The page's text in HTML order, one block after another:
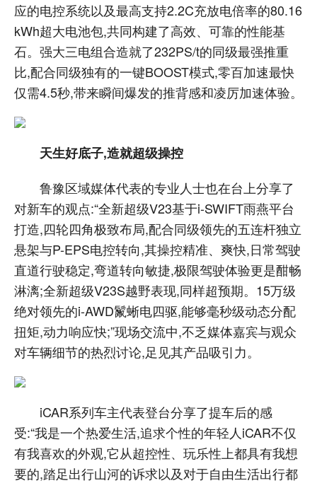
应的电控系统以及最高支持2.2C充放电倍率的80.16
kWh超大电池包,共同构建了高效、可靠的性能基
石。强大三电组合造就了232PS/t的同级最强推重
比,配合同级独有的一键BOOST模式,零百加速最快
仅需4.5秒,带来瞬间爆发的推背感和凌厉加速体验。
天生好底子,造就超级操控
鲁豫区域媒体代表的专业人士也在台上分享了
对新车的观点:“全新超级V23基于i-SWIFT雨燕平台
打造,四轮四角极致布局,配合同级领先的五连杆独立
悬架与P-EPS电控转向,其操控精准、爽快,日常驾驶
直道行驶稳定,弯道转向敏捷,极限驾驶体验更是酣畅
淋漓;全新超级V23S越野表现,同样超预期。15万级
绝对领先的i-AWD鬣蜥电四驱,能够毫秒级动态分配
扭矩,动力响应快;”现场交流中,不乏媒体嘉宾与观众
对车辆细节的热烈讨论,足见其产品吸引力。
iCAR系列车主代表登台分享了提车后的感
受:“我是一个热爱生活,追求个性的年轻人iCAR不仅
有我喜欢的外观,它从超控性、玩乐性上都具有我想
要的,踏足出行山河的诉求以及对于自由生活出行都